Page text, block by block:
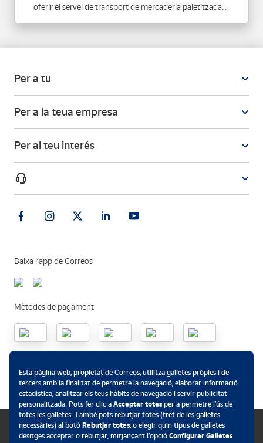
oferir el servei de transport de mercaderia paletitzada
Per a tu
Per a la teua empresa
Per al teu interés
Baixa l’app de Correos
Mètodes de pagament
Esta pàgina web, propietat de Correos, utilitza galletes pròpies i de
tercers amb la finalitat de permetre la navegació, elaborar informació
estadística, analitzar els teus hàbits de navegació i servir publicitat
personalitzada. Pots fer clic a Acceptar totesper a permetre l’ús de
totes les galletes. També pots rebutjar totes (tret de les galletes
necessàries) al botó Rebutjar totes, o elegir quin tipus de galletes
desitges acceptar o rebutjar, mitjançant l’opció Configurar Galletes.